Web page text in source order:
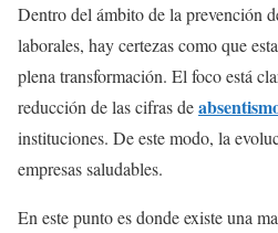
Dentro del ámbito de la prevención
laborales, hay certezas como que
plena transformación. El foco está
reducción de las cifras de
instituciones. De este modo, la
empresas saludables.
En este punto es donde existe una